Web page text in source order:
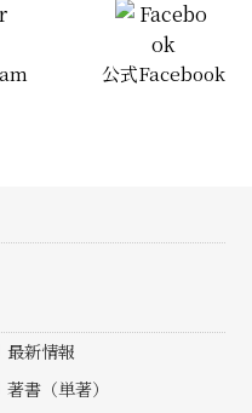
公式Facebook
最新情報
著書（単著）